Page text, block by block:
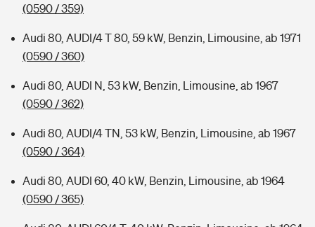
(0590 / 359)
Audi 80, AUDI/4 T 80, 59 kW, Benzin, Limousine, ab 1971
(0590 / 360)
Audi 80, AUDI N, 53 kW, Benzin, Limousine, ab 1967
(0590 / 362)
Audi 80, AUDI/4 TN, 53 kW, Benzin, Limousine, ab 1967
(0590 / 364)
Audi 80, AUDI 60, 40 kW, Benzin, Limousine, ab 1964
(0590 / 365)